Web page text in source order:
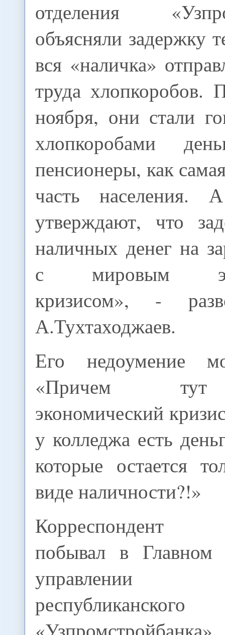
отделения
объясняли задержку
вся «наличка»
труда хлопкоробов.
ноября, они стали
хлопкоробами
пенсионеры, как
часть населения.
утверждают, что
наличных денег на
с мировым
кризисом», -
А.Тухтаходжаев.
Его недоумение
«Причем
экономический
у колледжа есть
которые остается
виде наличности?!»
Корреспондент
побывал в Главном